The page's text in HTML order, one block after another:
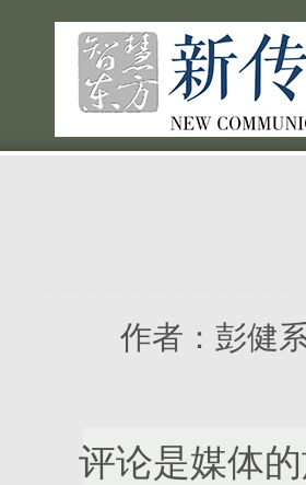
作者： 彭健
评论是媒体